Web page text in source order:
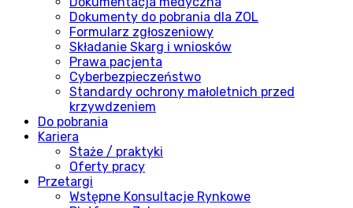
Dokumenty do pobrania dla ZOL
Formularz zgłoszeniowy
Składanie Skarg i wniosków
Prawa pacjenta
Cyberbezpieczeństwo
Standardy ochrony małoletnich przed
krzywdzeniem
Do pobrania
Kariera
Staże / praktyki
Oferty pracy
Przetargi
Wstępne Konsultacje Rynkowe